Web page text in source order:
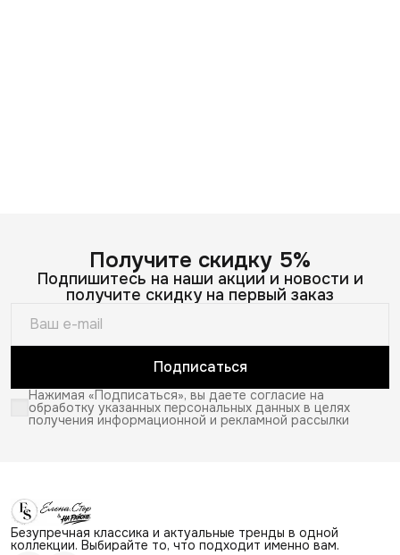
Получите скидку 5%
Подпишитесь на наши акции и новости и
получите скидку на первый заказ
Подписаться
Нажимая «Подписаться», вы даете согласие на
обработку указанных персональных данных в целях
получения информационной и рекламной рассылки
Безупречная классика и актуальные тренды в одной
коллекции. Выбирайте то, что подходит именно вам.